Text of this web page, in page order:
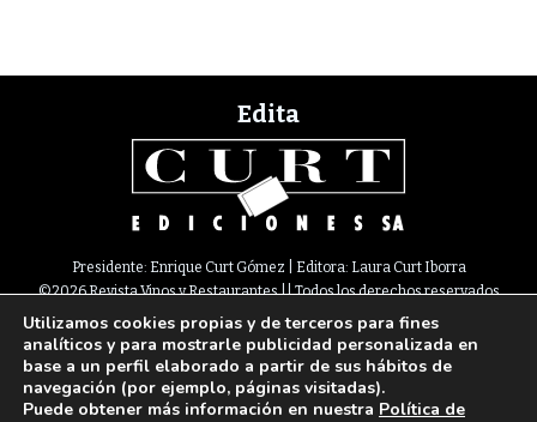
Edita
Presidente: Enrique Curt Gómez | Editora: Laura Curt Iborra
©2026 Revista Vinos y Restaurantes || Todos los derechos reservados
Newsletter Nota legal Política de Cookies Suscripción
Contacto
Paseo de Gracia, 63. 1º 2ª. 08008 Barcelona |933 180 101¦ Fax 933 183 505
Select Language ▼
Utilizamos cookies propias y de terceros para fines
analíticos y para mostrarle publicidad personalizada en
base a un perfil elaborado a partir de sus hábitos de
navegación (por ejemplo, páginas visitadas).
Puede obtener más información en nuestra Política de